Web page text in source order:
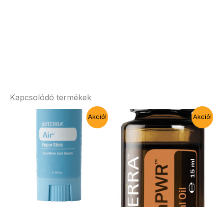
Kapcsolódó termékek
Akció! Akció!